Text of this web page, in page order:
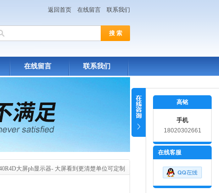
返回首页 在线留言 联系我们
在线留言 联系我们
大屏ph显示器- 大屏看到更清楚单位可定制
高铭
手机
18020302661
在线客服